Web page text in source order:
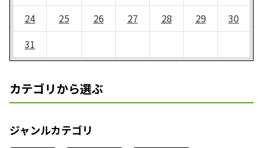
24
25 26 27 28 29
30
31
カテゴリから選ぶ
ジャンルカテゴリ